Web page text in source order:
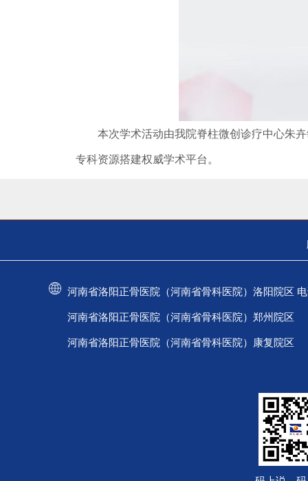
本次学术活动由我院脊柱微创诊疗中心朱卉
专科资源搭建权威学术平台。
河南省洛阳正骨医院（河南省骨科医院）洛阳院区
河南省洛阳正骨医院（河南省骨科医院）郑州院区
河南省洛阳正骨医院（河南省骨科医院）康复院区